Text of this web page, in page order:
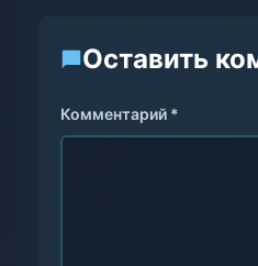
Оставить
Комментарий *